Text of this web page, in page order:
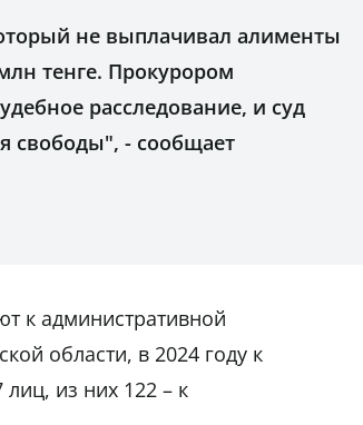
не выплачивал алименты
тенге. Прокурором
расследование, и суд
свободы", - сообщает
к административной
области, в 2024 году к
из них 122 – к